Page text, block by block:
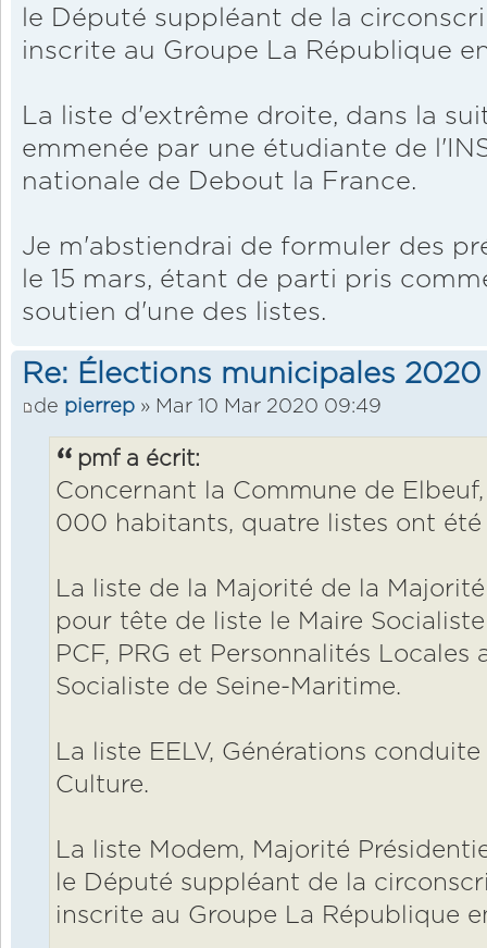
le Député suppléant de la
inscrite au Groupe La République
La liste d'extrême droite, dans la
emmenée par une étudiante de
nationale de Debout la France.
Je m'abstiendrai de formuler des
le 15 mars, étant de parti pris
soutien d'une des listes.
Re: Élections municipales
de pierrep » Mar 10 Mar 2020 09:49
pmf a écrit:
Concernant la Commune de
000 habitants, quatre listes ont été
La liste de la Majorité de la
pour tête de liste le Maire
PCF, PRG et Personnalités Locales
Socialiste de Seine-Maritime.
La liste EELV, Générations
Culture.
La liste Modem, Majorité
le Député suppléant de la
inscrite au Groupe La République